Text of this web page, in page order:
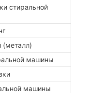
стиральной
(металл)
машины
машины